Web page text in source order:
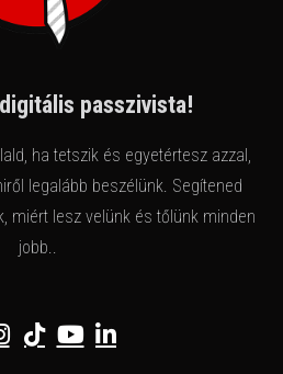
passzivista!
ha tetszik és egyetértesz azzal,
legalább beszélünk. Segítened
miért lesz velünk és tőlünk minden
jobb..